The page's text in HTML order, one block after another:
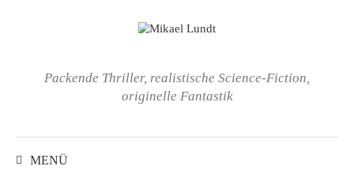
Packende Thriller, realistische Science-Fiction,
originelle Fantastik
MENÜ